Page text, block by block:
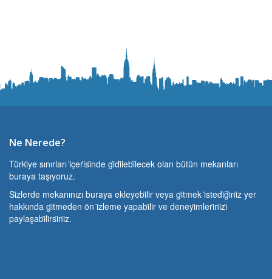
Ne Nerede?
Türki̇ye sınırları i̇çeri̇si̇nde gi̇di̇lebi̇lecek olan bütün mekanları
buraya taşıyoruz.
Si̇zlerde mekanınızı buraya ekleyebi̇li̇r veya gi̇tmek i̇stedi̇ği̇ni̇z yer
hakkında gi̇tmeden ön i̇zleme yapabi̇li̇r ve deneyi̇mleri̇ni̇zi̇
paylaşabi̇li̇rsi̇ni̇z.